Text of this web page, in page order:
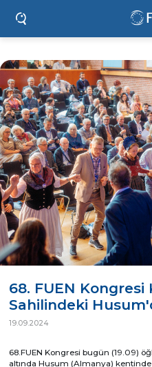
68. FUEN Kongresi
Sahilindeki
19.09.2024
68.FUEN Kongresi bugün (19.09)
altında Husum (Almanya)